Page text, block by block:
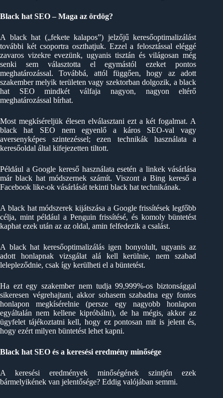
Black hat SEO – Maga az ördög?
A black hat („fekete kalapos”) jelzőjű keresőoptimalizálást
további két csoportra oszthatjuk. Ezzel a felosztással eléggé
zavaros vizekre evezünk, ugyanis tisztán és világosan még
senki sem választotta el egymástól ezeket pontos
meghatározással. Továbbá, attól függően, hogy az adott
szakember melyik területen vagy szektorban dolgozik, a black
hat SEO mindkét válfaja nagyon, nagyon eltérő
meghatározással bírhat.
Most megkíséreljük élesen elválasztani ezt a két fogalmat. A
black hat SEO nem egyenlő a káros SEO-val vagy
aversenyképes szintezéssel; ezen technikák használata a
keresőoldal által kifejezetten tiltott.
Például a Google kereső használata esetén a linkek vásárlása
már black hat módszernek számít. Viszont a Bing kereső a
Facebook like-ok vásárlását tekinti black hat technikának.
A black hat módszerek kijátszása a Google frissítések legfőbb
célja, mint például a Penguin frissítésé, és komoly büntetést
kaphat ezek után az az oldal, amin felfedezik a csalást.
A black hat keresőoptimalizálás igen bonyolult, ugyanis az
adott honlapnak vizsgálat alá kell kerülnie, nem szabad
lelepleződnie, csak így kerülheti el a büntetést.
Ha ezt egy szakember nem tudja 99,999%-os biztonsággal
sikeresen végrehajtani, akkor sohasem szabadna egy fontos
honlapon megkísérelnie (persze egy nagyobb honlapon
egyáltalán nem kellene kipróbálni), de ha mégis, akkor az
ügyfelet tájékoztatni kell, hogy ez pontosan mit is jelent és,
hogy ezért milyen büntetést lehet kapni.
Black hat SEO és a keresési eredmény minősége
A keresési eredmények minőségének szintjén ezek
bármelyikének van jelentősége? Eddig valójában semmi.